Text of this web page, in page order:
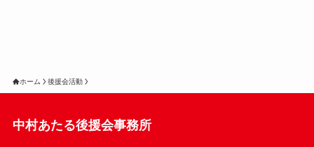
ホーム 後援会活動
中村あたる後援会事務所